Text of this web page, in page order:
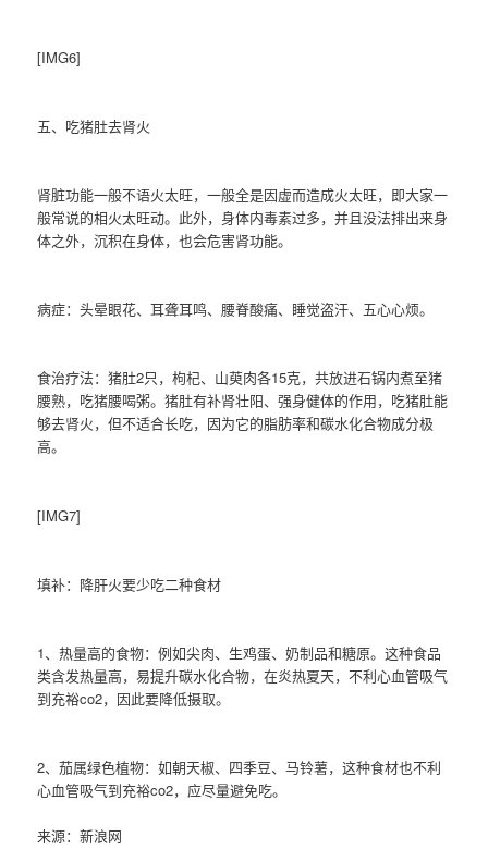
[IMG6]
五、吃猪肚去肾火
肾脏功能一般不语火太旺，一般全是因虚而造成火太旺，即大家一
般常说的相火太旺动。此外，身体内毒素过多，并且没法排出来身
体之外，沉积在身体，也会危害肾功能。
病症：头晕眼花、耳聋耳鸣、腰脊酸痛、睡觉盗汗、五心心烦。
食治疗法：猪肚2只，枸杞、山萸肉各15克，共放进石锅内煮至猪
腰熟，吃猪腰喝粥。猪肚有补肾壮阳、强身健体的作用，吃猪肚能
够去肾火，但不适合长吃，因为它的脂肪率和碳水化合物成分极
高。
[IMG7]
填补：降肝火要少吃二种食材
1、热量高的食物：例如尖肉、生鸡蛋、奶制品和糖原。这种食品
类含发热量高，易提升碳水化合物，在炎热夏天，不利心血管吸气
到充裕co2，因此要降低摄取。
2、茄属绿色植物：如朝天椒、四季豆、马铃薯，这种食材也不利
心血管吸气到充裕co2，应尽量避免吃。
来源：新浪网